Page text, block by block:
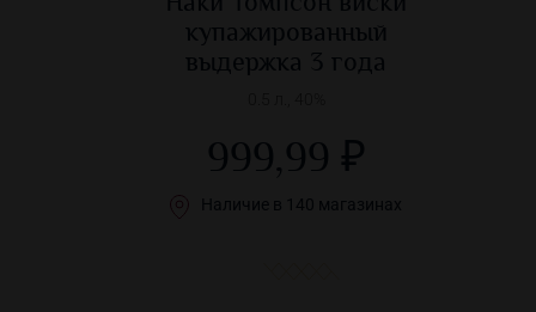
купажированный
выдержка 3 года
999,99 ₽
Наличие в 140 магазинах